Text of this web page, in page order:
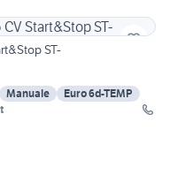
ST-
Manuale
Euro 6d-TEMP